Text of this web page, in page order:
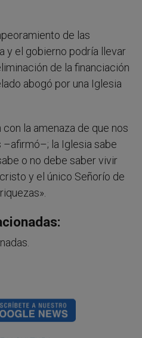
de las
y el gobierno podría llevar
de la financiación
abogó por una Iglesia
la amenaza de que nos
–afirmó–; la Iglesia sabe
o no debe saber vivir
y el único Señorío de